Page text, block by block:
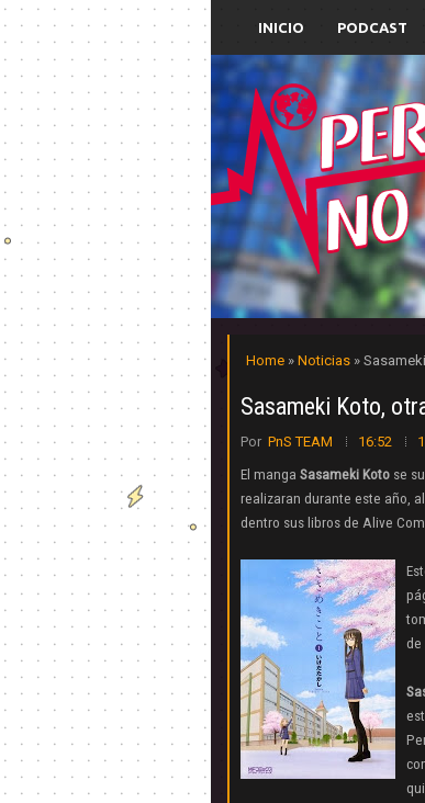
INICIO PODCAST
Home » Noticias »
Sasameki Koto,
Por PnS TEAM 16:52
El manga Sasameki Koto se
realizaran durante este año,
dentro sus libros de Alive
de